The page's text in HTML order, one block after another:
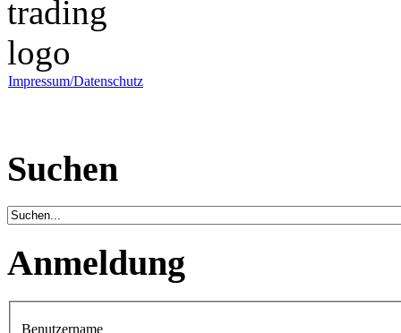
Impressum/Datenschutz
Suchen
Anmeldung
Benutzername